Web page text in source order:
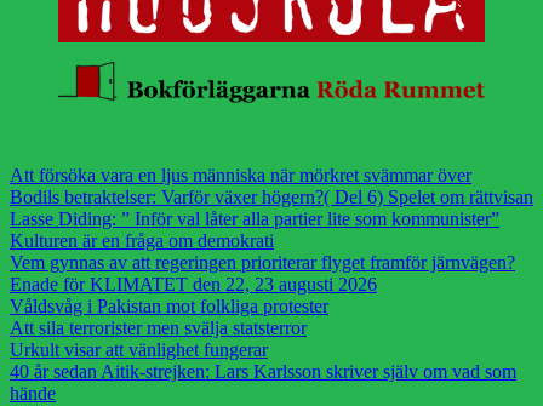
Att försöka vara en ljus människa när mörkret svämmar över
Bodils betraktelser: Varför växer högern?( Del 6) Spelet om rättvisan
Lasse Diding: ” Inför val låter alla partier lite som kommunister”
Kulturen är en fråga om demokrati
Vem gynnas av att regeringen prioriterar flyget framför järnvägen?
Enade för KLIMATET den 22, 23 augusti 2026
Våldsvåg i Pakistan mot folkliga protester
Att sila terrorister men svälja statsterror
Urkult visar att vänlighet fungerar
40 år sedan Aitik-strejken: Lars Karlsson skriver själv om vad som
hände